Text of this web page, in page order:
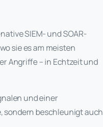
SIEM- und SOAR-
sie es am meisten
Angriffe – in Echtzeit und
und einer
beschleunigt auch